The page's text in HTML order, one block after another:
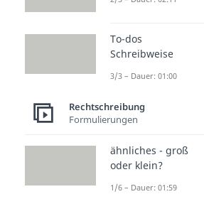
To-dos
Schreibweise
3/3 – Dauer: 01:00
Rechtschreibung
Formulierungen
ähnliches - groß
oder klein?
1/6 – Dauer: 01:59